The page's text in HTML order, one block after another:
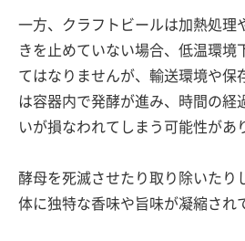
一方、クラフトビールは加熱処理
きを止めていない場合、低温環境
てはなりませんが、輸送環境や保
は容器内で発酵が進み、時間の経
いが損なわれてしまう可能性があ
酵母を死滅させたり取り除いたり
体に独特な香味や旨味が凝縮され